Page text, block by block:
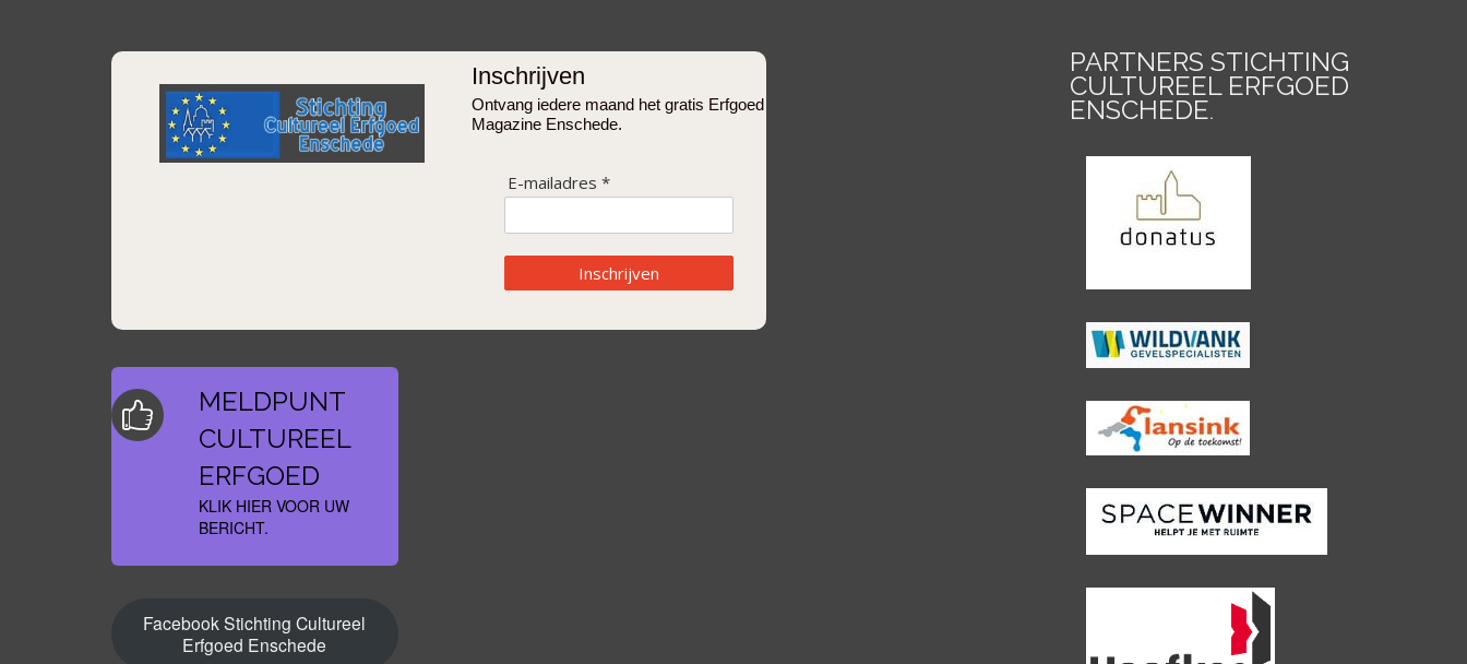
Inschrijven
Ontvang iedere maand het gratis Erfgoed
Magazine Enschede.
E-mailadres *
Inschrijven
MELDPUNT
CULTUREEL
ERFGOED
KLIK HIER VOOR UW
BERICHT.
Facebook Stichting Cultureel
Erfgoed Enschede
PARTNERS STICHTING
CULTUREEL ERFGOED
ENSCHEDE.